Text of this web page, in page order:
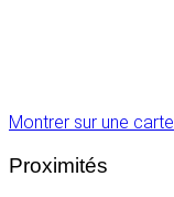
Montrer sur une carte
Proximités